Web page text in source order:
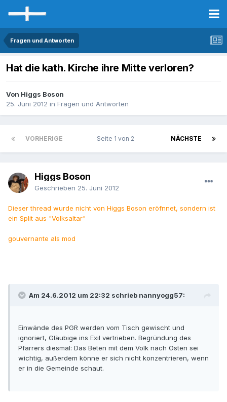
Fragen und Antworten
Hat die kath. Kirche ihre Mitte verloren?
Von Higgs Boson
25. Juni 2012 in Fragen und Antworten
VORHERIGE NÄCHSTE
Seite 1 von 2
Higgs Boson
Geschrieben 25. Juni 2012
Dieser thread wurde nicht von Higgs Boson eröfnnet, sondern ist
ein Split aus "Volksaltar"
gouvernante als mod
Am 24.6.2012 um 22:32 schrieb nannyogg57:
Einwände des PGR werden vom Tisch gewischt und
ignoriert, Gläubige ins Exil vertrieben. Begründung des
Pfarrers diesmal: Das Beten mit dem Volk nach Osten sei
wichtig, außerdem könne er sich nicht konzentrieren, wenn
er in die Gemeinde schaut.